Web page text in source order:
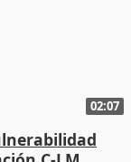
02:07